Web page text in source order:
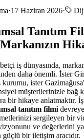
·17 Haziran 2026·
Tanıtım
iş dünyasında,
daha önemli. İster
ister
müşterilerinizle bağ
bir hikaye anlatmaktır.
tanıtım filmi
sergileyen bir
ve değerlerini
güçlü bir iletişim aracıdır.